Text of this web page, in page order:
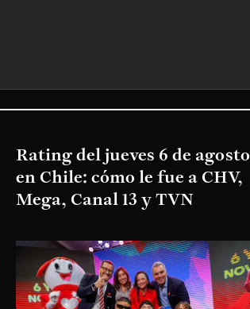
Rating del jueves 6 de agosto
en Chile: cómo le fue a CHV,
Mega, Canal 13 y TVN